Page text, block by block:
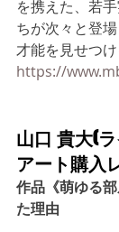
を携えた、若
ちが次々と登
才能を見せつけ
https://
山口 貴大(
アート購入
作品《萌ゆる
た理由